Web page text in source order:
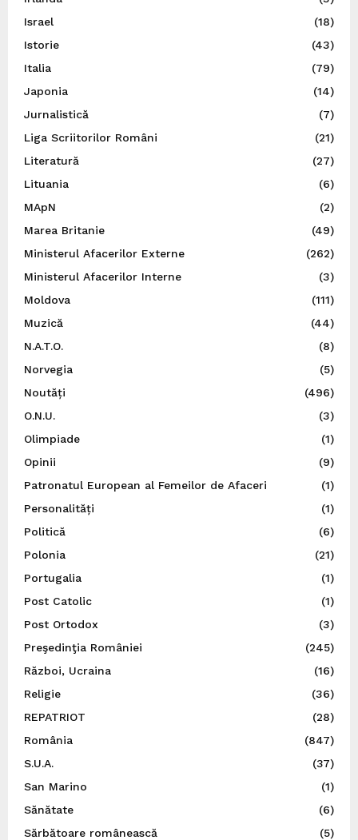
Israel
(18)
Istorie
(43)
Italia
(79)
Japonia
(14)
Jurnalistică
(7)
Liga Scriitorilor Români
(21)
Literatură
(27)
Lituania
(6)
MApN
(2)
Marea Britanie
(49)
Ministerul Afacerilor Externe
(262)
Ministerul Afacerilor Interne
(3)
Moldova
(111)
Muzică
(44)
N.A.T.O.
(8)
Norvegia
(5)
Noutăți
(496)
O.N.U.
(3)
Olimpiade
(1)
Opinii
(9)
Patronatul European al Femeilor de Afaceri
(1)
Personalități
(1)
Politică
(6)
Polonia
(21)
Portugalia
(1)
Post Catolic
(1)
Post Ortodox
(3)
Preşedinţia României
(245)
Război, Ucraina
(16)
Religie
(36)
REPATRIOT
(28)
România
(847)
S.U.A.
(37)
San Marino
(1)
Sănătate
(6)
Sărbătoare românească
(5)